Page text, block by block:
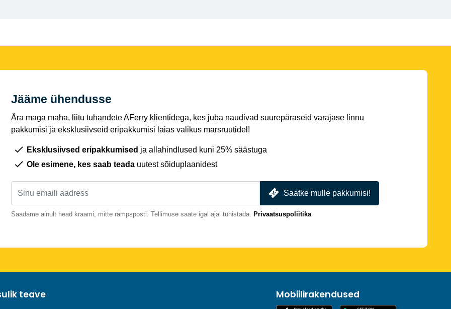
Jääme ühendusse
Ära maga maha, liitu tuhandete AFerry klientidega, kes juba naudivad suurepäraseid varajase linnu
pakkumisi ja eksklusiivseid eripakkumisi laias valikus marsruutidel!
Eksklusiivsed eripakkumised ja allahindlused kuni 25% säästuga
Ole esimene, kes saab teada uutest sõiduplaanidest
Saatke mulle pakkumisi!
Saadame ainult head kraami, mitte rämpsposti. Tellimuse saate igal ajal tühistada. Privaatsuspoliitika
teave Mobiilirakendused